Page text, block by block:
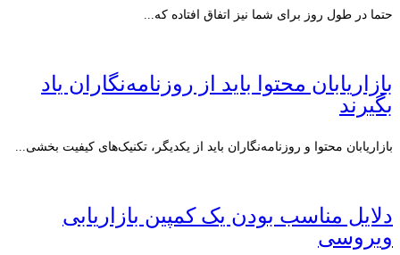
حتما در طول روز برای شما نیز اتفاق افتاده که...
بازاریابان محتوا باید از روزنامه‌نگاران یاد
بگیرند
بازاریابان محتوا و روزنامه‌نگاران باید از یکدیگر، تکنیک‌های کیفیت‌ بخشی...
دلایل مناسب بودن یک کمپین بازاریابی
ویروسی